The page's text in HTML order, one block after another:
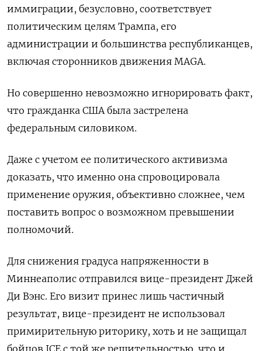
иммиграции, безусловно, соответствует
политическим целям Трампа, его
администрации и большинства республиканцев,
включая сторонников движения MAGA.
Но совершенно невозможно игнорировать факт,
что гражданка США была застрелена
федеральным силовиком.
Даже с учетом ее политического активизма
доказать, что именно она спровоцировала
применение оружия, объективно сложнее, чем
поставить вопрос о возможном превышении
полномочий.
Для снижения градуса напряженности в
Миннеаполис отправился вице-президент Джей
Ди Вэнс. Его визит принес лишь частичный
результат, вице-президент не использовал
примирительную риторику, хоть и не защищал
бойцов ICE с той же решительностью, что и